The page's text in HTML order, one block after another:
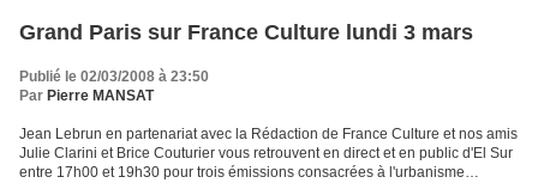
Grand Paris sur France Culture lundi 3 mars
Publié le 02/03/2008 à 23:50
Par Pierre MANSAT
Jean Lebrun en partenariat avec la Rédaction de France Culture et nos amis
Julie Clarini et Brice Couturier vous retrouvent en direct et en public d'El Sur
entre 17h00 et 19h30 pour trois émissions consacrées à l'urbanisme